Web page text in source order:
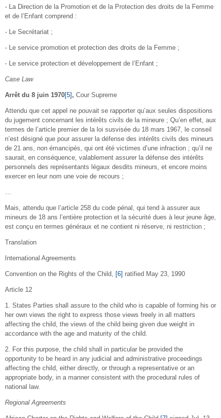
- La Direction de la Promotion et de la Protection des droits de la Femme
et de l’Enfant comprend :
- Le Secrétariat ;
- Le service promotion et protection des droits de la Femme ;
- Le service protection et développement de l’Enfant ;
Case Law
Arrêt du 8 juin 1970[5] , Cour Supreme
Attendu que cet appel ne pouvait se rapporter qu’aux seules dispositions
du jugement concernant les intérêts civils de la mineure ; Qu’en effet, aux
termes de l’article premier de la loi susvisée du 18 mars 1967, le conseil
n’est désigné que pour assurer la défense des intérêts civils des mineurs
de 21 ans, non émancipés, qui ont été victimes d’une infraction ; qu’il ne
saurait, en conséquence, valablement assurer la défense des intérêts
personnels des représentants légaux desdits mineurs, et encore moins
exercer en leur nom une voie de recours ;
Mais, attendu que l’article 258 du code pénal, qui tend à assurer aux
mineurs de 18 ans l’entière protection et la sécurité dues à leur jeune âge,
est conçu en termes généraux et ne contient ni réserve, ni restriction ;
Translation
International Agreements
Convention on the Rights of the Child, [6] ratified May 23, 1990
Article 12
1. States Parties shall assure to the child who is capable of forming his or
her own views the right to express those views freely in all matters
affecting the child, the views of the child being given due weight in
accordance with the age and maturity of the child.
2. For this purpose, the child shall in particular be provided the
opportunity to be heard in any judicial and administrative proceedings
affecting the child, either directly, or through a representative or an
appropriate body, in a manner consistent with the procedural rules of
national law.
Regional Agreements